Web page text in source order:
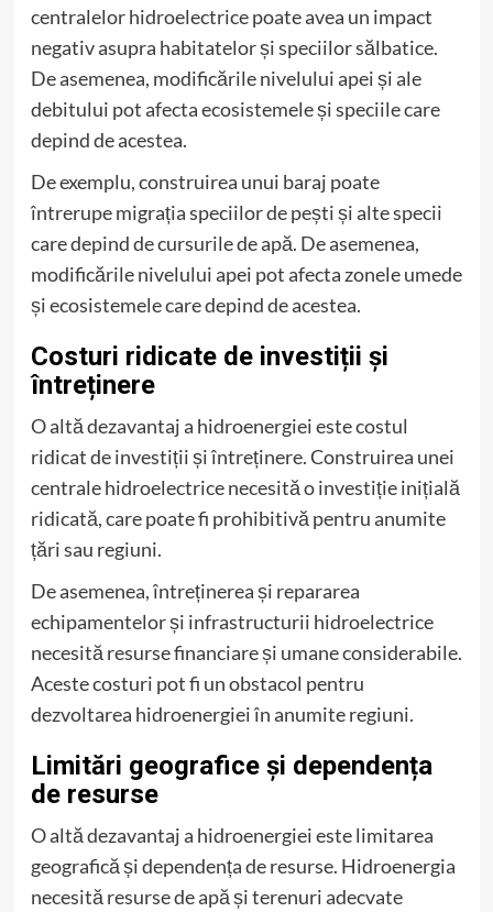
centralelor hidroelectrice poate avea un impact
negativ asupra habitatelor și speciilor sălbatice.
De asemenea, modificările nivelului apei și ale
debitului pot afecta ecosistemele și speciile care
depind de acestea.
De exemplu, construirea unui baraj poate
întrerupe migrația speciilor de pești și alte specii
care depind de cursurile de apă. De asemenea,
modificările nivelului apei pot afecta zonele umede
și ecosistemele care depind de acestea.
Costuri ridicate de investiții și
întreținere
O altă dezavantaj a hidroenergiei este costul
ridicat de investiții și întreținere. Construirea unei
centrale hidroelectrice necesită o investiție inițială
ridicată, care poate fi prohibitivă pentru anumite
țări sau regiuni.
De asemenea, întreținerea și repararea
echipamentelor și infrastructurii hidroelectrice
necesită resurse financiare și umane considerabile.
Aceste costuri pot fi un obstacol pentru
dezvoltarea hidroenergiei în anumite regiuni.
Limitări geografice și dependența
de resurse
O altă dezavantaj a hidroenergiei este limitarea
geografică și dependența de resurse. Hidroenergia
necesită resurse de apă și terenuri adecvate